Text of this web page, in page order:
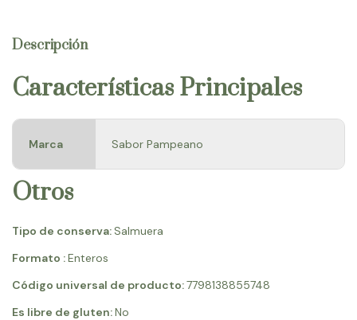
Descripción
Características Principales
Marca Sabor Pampeano
Otros
Tipo de conserva:Salmuera
Formato :Enteros
Código universal de producto:7798138855748
Es libre de gluten:No